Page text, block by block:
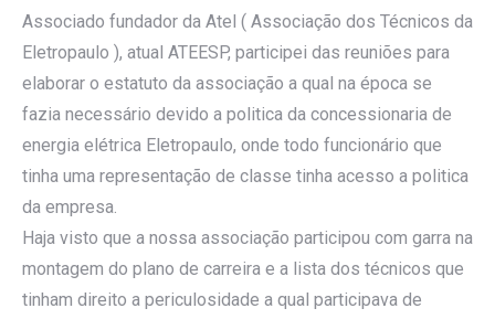
Associado fundador da Atel ( Associação dos Técnicos da
Eletropaulo ), atual ATEESP, participei das reuniões para
elaborar o estatuto da associação a qual na época se
fazia necessário devido a politica da concessionaria de
energia elétrica Eletropaulo, onde todo funcionário que
tinha uma representação de classe tinha acesso a politica
da empresa.
Haja visto que a nossa associação participou com garra na
montagem do plano de carreira e a lista dos técnicos que
tinham direito a periculosidade a qual participava de